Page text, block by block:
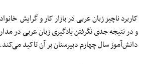
کاربرد ناچیز زبان عربی در بازار کار و گرایش
و در نتیجه جدی نگرفتن یادگیری زبان عربی
دانش‌آموز سال چهارم دبیرستان بر آن تاکید می‌کند.